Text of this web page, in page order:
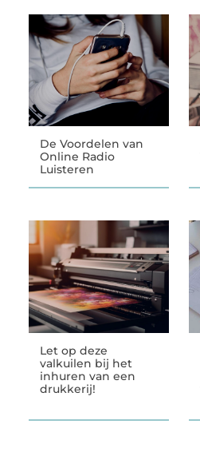
De Voordelen van
Online Radio
Luisteren
Let op deze
valkuilen bij het
inhuren van een
drukkerij!